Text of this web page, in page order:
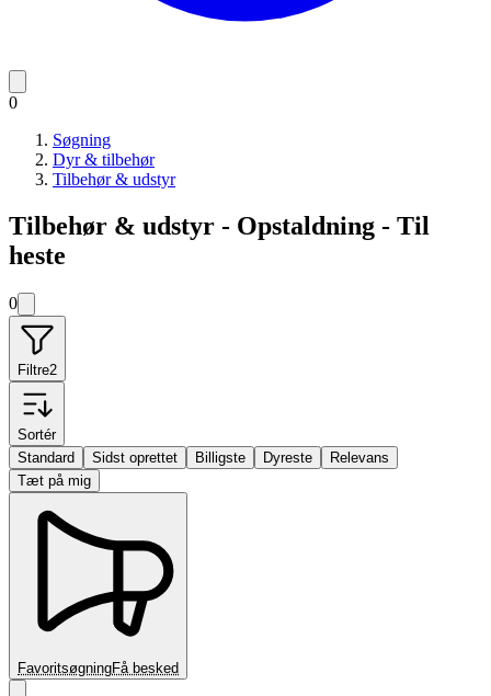
0
Søgning
Dyr & tilbehør
Tilbehør & udstyr
Tilbehør & udstyr - Opstaldning - Til
heste
0
Filtre2
Sortér
Standard
Sidst oprettet Billigste Dyreste
Relevans
Tæt på mig
FavoritsøgningFå besked